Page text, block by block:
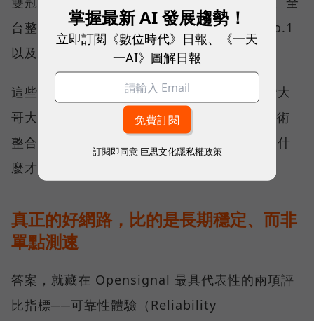
台整體語音體驗 No.1、全台 5G 語音體驗 No.1
以及全台網路在線率 No.1 多項榮譽。
這些獎項反映的不只是網路順暢，更代表台灣大
哥大長期投入頻譜布局、基地台建設與 5G 技術
整合所累積的成果，也讓外界重新思考：究竟什
麼才是真正的好網路？
真正的好網路，比的是長期穩定、而非
單點測速
答案，就藏在 Opensignal 最具代表性的兩項評
比指標──可靠性體驗（Reliability
掌握最新 AI 發展趨勢！
立即訂閱《數位時代》日報、《一天
一AI》圖解日報
訂閱即同意 巨思文化隱私權政策